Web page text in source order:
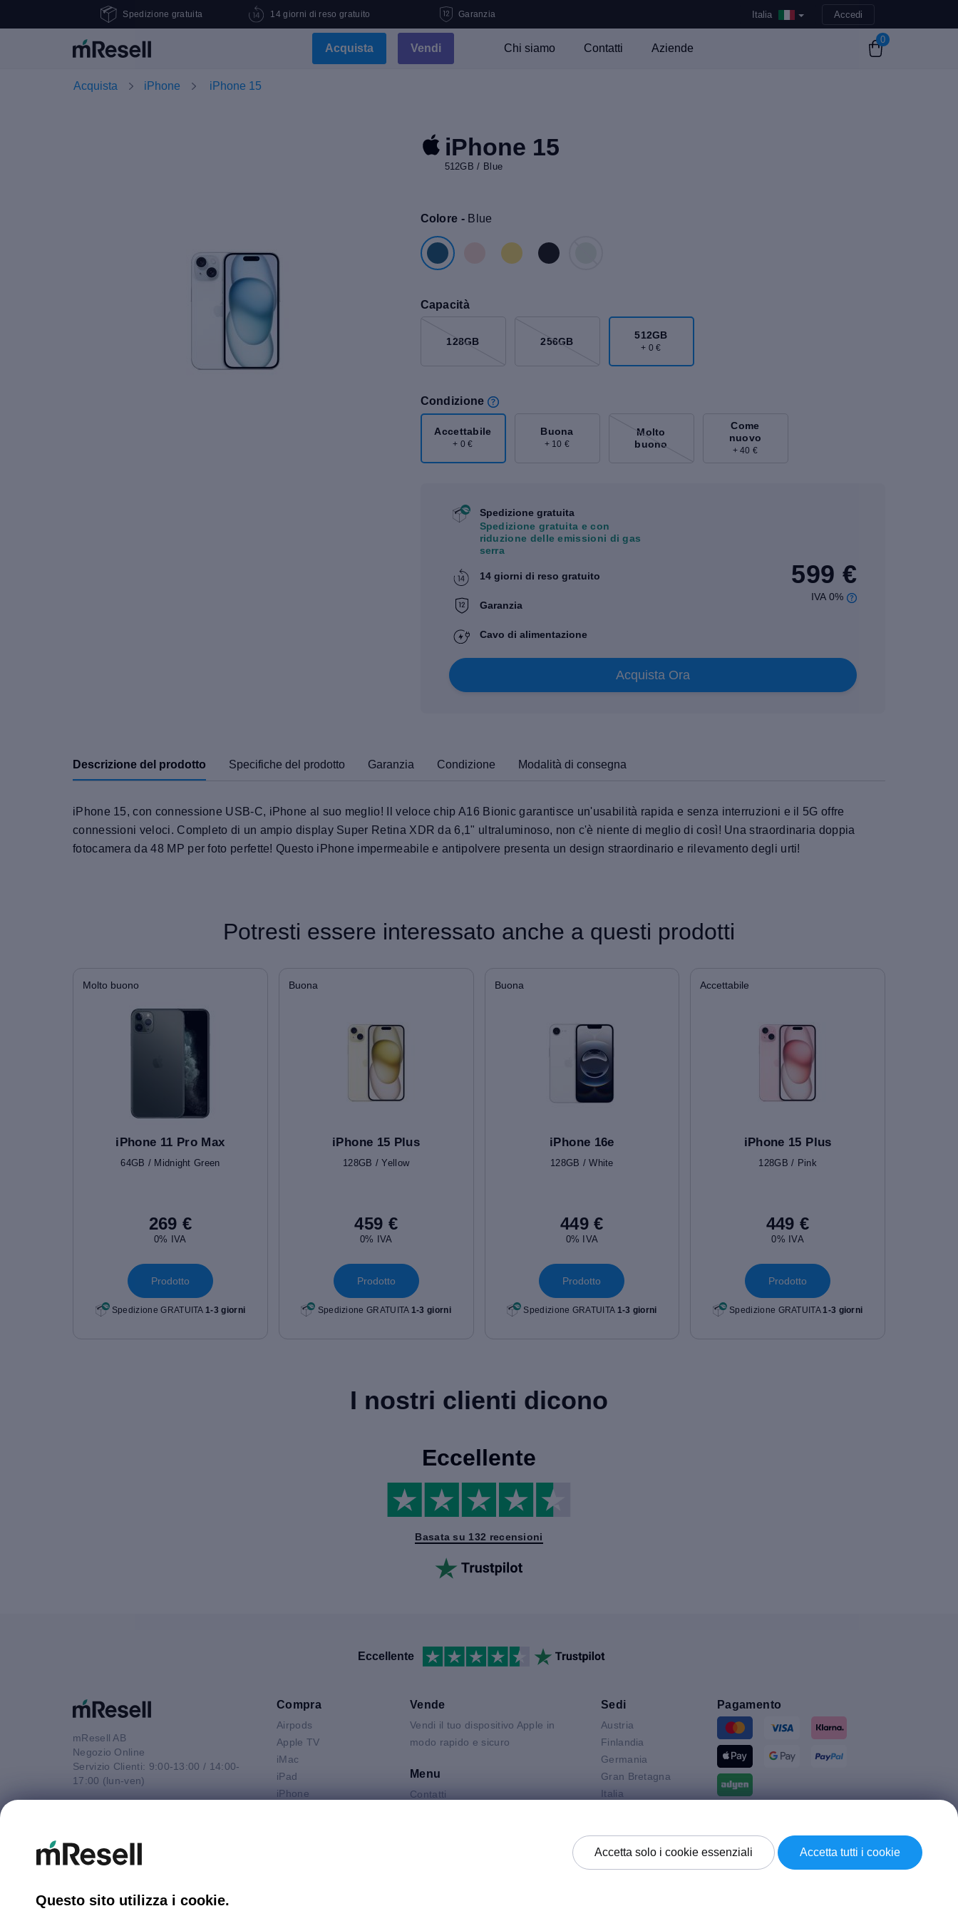
Spedizione gratuita 14 giorni di reso gratuito Garanzia Italia Accedi
Acquista Vendi Chi siamo Contatti Aziende
0
Acquista iPhone iPhone 15
iPhone 15
512GB / Blue
Colore - Blue
Capacità
128GB 256GB
512GB
+ 0 €
Condizione
Accettabile
+ 0 €
Buona
+ 10 €
Molto
buono
Come
nuovo
+ 40 €
Spedizione gratuita
Spedizione gratuita e con
riduzione delle emissioni di gas
serra
14 giorni di reso gratuito
Garanzia
Cavo di alimentazione
599 €
IVA 0%
Acquista Ora
Descrizione del prodotto Specifiche del prodotto Garanzia Condizione Modalità di consegna
iPhone 15, con connessione USB-C, iPhone al suo meglio! Il veloce chip A16 Bionic garantisce un'usabilità rapida e senza interruzioni e il 5G offre
connessioni veloci. Completo di un ampio display Super Retina XDR da 6,1" ultraluminoso, non c'è niente di meglio di così! Una straordinaria doppia
fotocamera da 48 MP per foto perfette! Questo iPhone impermeabile e antipolvere presenta un design straordinario e rilevamento degli urti!
Potresti essere interessato anche a questi prodotti
Molto buono
iPhone 11 Pro Max
64GB / Midnight Green
269 €
0% IVA
Prodotto
Spedizione GRATUITA1-3 giorni
Buona
iPhone 15 Plus
128GB / Yellow
459 €
0% IVA
Prodotto
Spedizione GRATUITA 1-3 giorni
Buona
iPhone 16e
128GB / White
449 €
0% IVA
Prodotto
Spedizione GRATUITA 1-3 giorni
Accettabile
iPhone 15 Plus
128GB / Pink
449 €
0% IVA
Prodotto
Spedizione GRATUITA1-3 giorni
I nostri clienti dicono
Eccellente
Basata su 132 recensioni
Eccellente
mResell AB
Negozio Online
Servizio Clienti: 9:00-13:00 / 14:00-
17:00 (lun-ven)
Compra
Airpods
Apple TV
iMac
iPad
iPhone
Vende
Vendi il tuo dispositivo Apple in
modo rapido e sicuro
Menu
Contatti
Sedi
Austria
Finlandia
Germania
Gran Bretagna
Italia
Pagamento
Accetta solo i cookie essenziali Accetta tutti i cookie
Questo sito utilizza i cookie.